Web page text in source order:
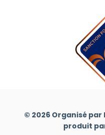
© 2026 Organisé
produit